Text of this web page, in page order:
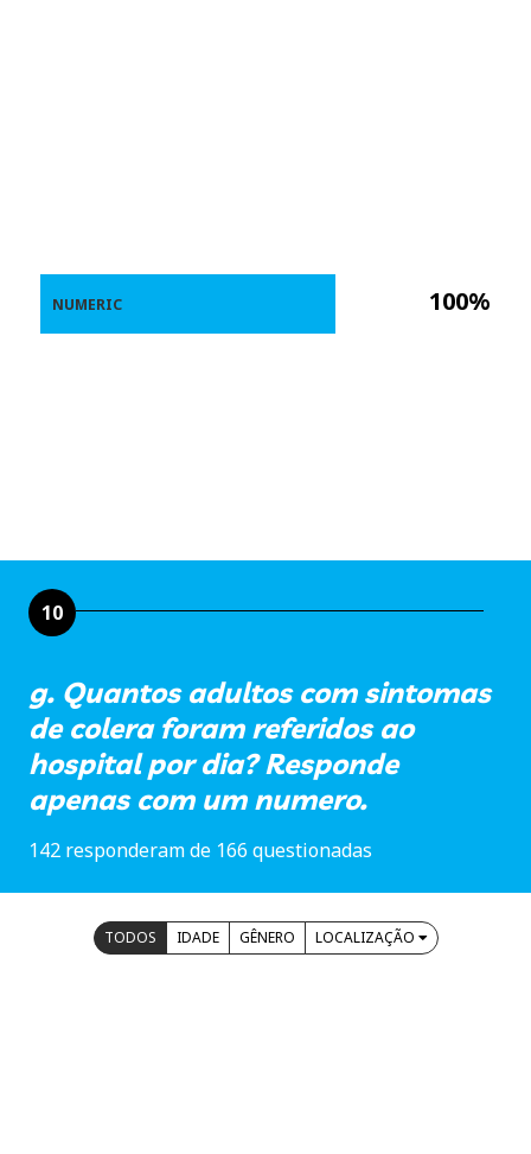
100%
NUMERIC
10
g. Quantos adultos com sintomas
de colera foram referidos ao
hospital por dia? Responde
apenas com um numero.
142 responderam de 166 questionadas
TODOS IDADE GÊNERO LOCALIZAÇÃO